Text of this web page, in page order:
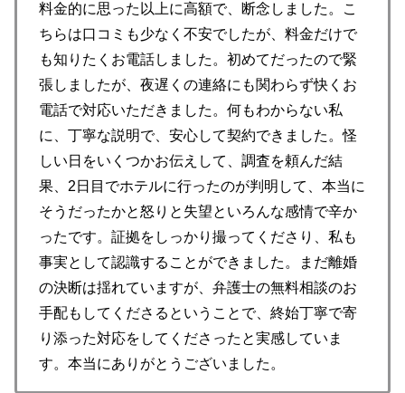
料金的に思った以上に高額で、断念しました。こ
ちらは口コミも少なく不安でしたが、料金だけで
も知りたくお電話しました。初めてだったので緊
張しましたが、夜遅くの連絡にも関わらず快くお
電話で対応いただきました。何もわからない私
に、丁寧な説明で、安心して契約できました。怪
しい日をいくつかお伝えして、調査を頼んだ結
果、2日目でホテルに行ったのが判明して、本当に
そうだったかと怒りと失望といろんな感情で辛か
ったです。証拠をしっかり撮ってくださり、私も
事実として認識することができました。まだ離婚
の決断は揺れていますが、弁護士の無料相談のお
手配もしてくださるということで、終始丁寧で寄
り添った対応をしてくださったと実感していま
す。本当にありがとうございました。